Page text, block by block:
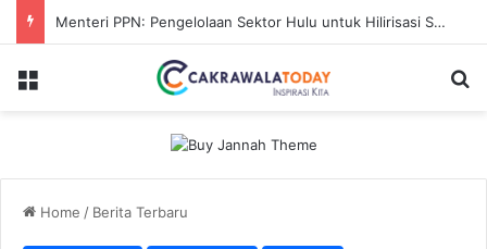
Menteri PPN: Pengelolaan Sektor Hulu untuk Hilirisasi Sawit
Menu
Home / Berita Terbaru